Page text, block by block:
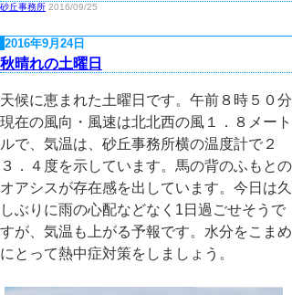
砂丘事務所 2016/09/25
2016年9月24日
秋晴れの土曜日
天候に恵まれた土曜日です。午前８時５０分
現在の風向・風速は北北西の風１．８メート
ルで、気温は、砂丘事務所横の温度計で２
３．４度を示しています。馬の背のふもとの
オアシスが存在感を出しています。今日は久
しぶりに雨の心配などなく1日過ごせそうで
すが、気温も上がる予報です。水分をこまめ
にとって熱中症対策をしましょう。